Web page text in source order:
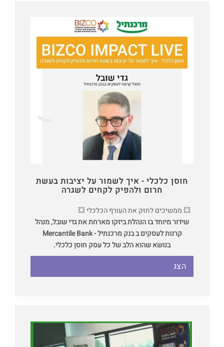
חוסן כלכלי - איך לשמור על יציבות בעשת
חרום ולהפיק לקחים לשגרה
💥 ממשיכים לחזק את העורף הכלכלי 💥
שידור מיוחד בו הנהלת ביזקו מארחת את גדי שובל, מנהל
קרנות לעסקים ב בנק מרכנתיל - Mercantile Bank
בנושא שהוא הלב של כל עסק חוסן כלכלי.
הצג